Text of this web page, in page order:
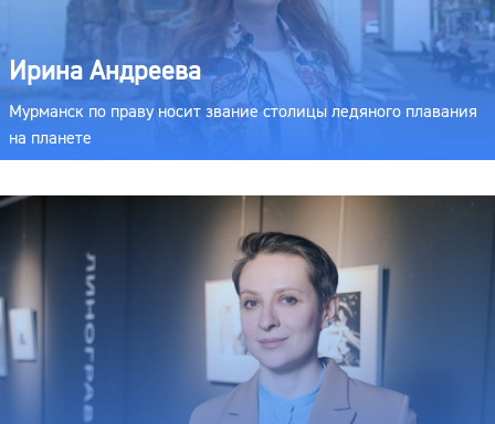
Ирина Андреева
Мурманск по праву носит звание столицы ледяного плавания
на планете